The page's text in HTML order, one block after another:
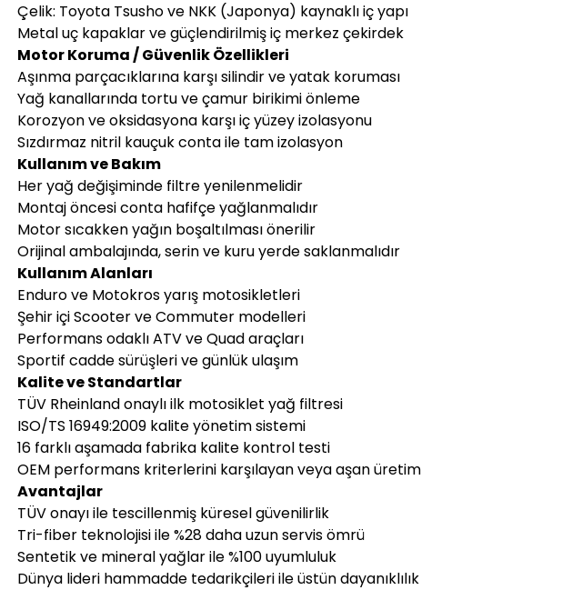
Çelik: Toyota Tsusho ve NKK (Japonya) kaynaklı iç yapı
Metal uç kapaklar ve güçlendirilmiş iç merkez çekirdek
Motor Koruma / Güvenlik Özellikleri
Aşınma parçacıklarına karşı silindir ve yatak koruması
Yağ kanallarında tortu ve çamur birikimi önleme
Korozyon ve oksidasyona karşı iç yüzey izolasyonu
Sızdırmaz nitril kauçuk conta ile tam izolasyon
Kullanım ve Bakım
Her yağ değişiminde filtre yenilenmelidir
Montaj öncesi conta hafifçe yağlanmalıdır
Motor sıcakken yağın boşaltılması önerilir
Orijinal ambalajında, serin ve kuru yerde saklanmalıdır
Kullanım Alanları
Enduro ve Motokros yarış motosikletleri
Şehir içi Scooter ve Commuter modelleri
Performans odaklı ATV ve Quad araçları
Sportif cadde sürüşleri ve günlük ulaşım
Kalite ve Standartlar
TÜV Rheinland onaylı ilk motosiklet yağ filtresi
ISO/TS 16949:2009 kalite yönetim sistemi
16 farklı aşamada fabrika kalite kontrol testi
OEM performans kriterlerini karşılayan veya aşan üretim
Avantajlar
TÜV onayı ile tescillenmiş küresel güvenilirlik
Tri-fiber teknolojisi ile %28 daha uzun servis ömrü
Sentetik ve mineral yağlar ile %100 uyumluluk
Dünya lideri hammadde tedarikçileri ile üstün dayanıklılık